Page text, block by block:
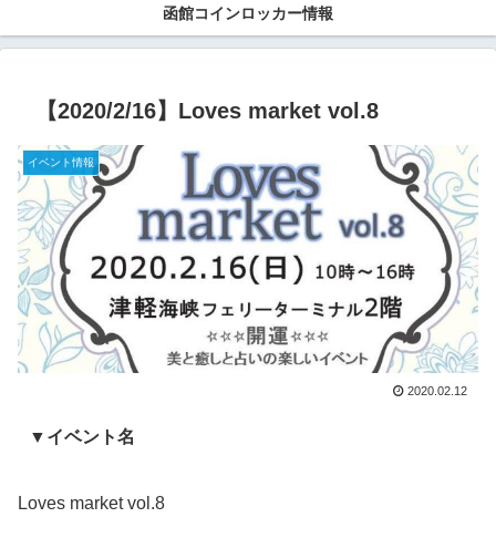
函館コインロッカー情報
【2020/2/16】Loves market vol.8
イベント情報
2020.02.12
▼イベント名
Loves market vol.8